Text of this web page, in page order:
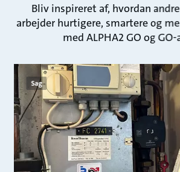
Bliv inspireret af, hvordan
arbejder hurtigere, smartere og
med ALPHA2 GO og
Sag